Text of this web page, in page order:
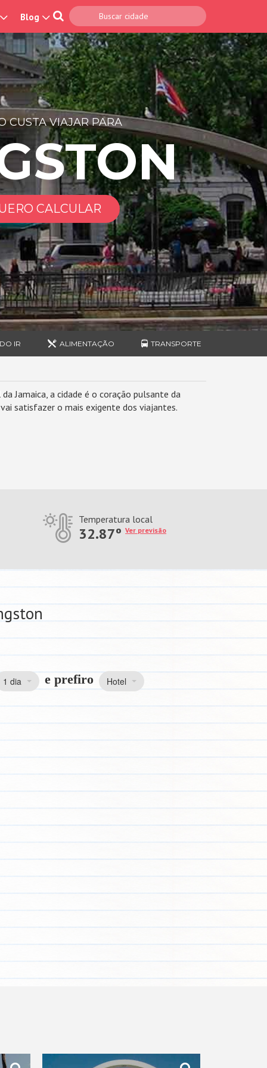
Blog
CUSTA VIAJAR PARA
CALCULAR
IR ALIMENTAÇÃO TRANSPORTE
Jamaica, a cidade é o coração pulsante da
satisfazer o mais exigente dos viajantes.
Temperatura local
32.87ºVer previsão
1 dia e prefiro Hotel